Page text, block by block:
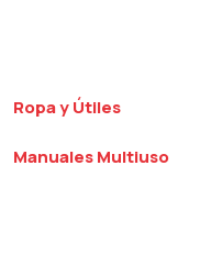
Ropa y Útiles
Manuales Multiuso